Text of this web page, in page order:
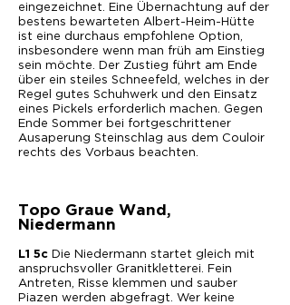
eingezeichnet. Eine Übernachtung auf der
bestens bewarteten Albert-Heim-Hütte
ist eine durchaus empfohlene Option,
insbesondere wenn man früh am Einstieg
sein möchte. Der Zustieg führt am Ende
über ein steiles Schneefeld, welches in der
Regel gutes Schuhwerk und den Einsatz
eines Pickels erforderlich machen. Gegen
Ende Sommer bei fortgeschrittener
Ausaperung Steinschlag aus dem Couloir
rechts des Vorbaus beachten.
Topo Graue Wand,
Niedermann
L1 5c Die Niedermann startet gleich mit
anspruchsvoller Granitkletterei. Fein
Antreten, Risse klemmen und sauber
Piazen werden abgefragt. Wer keine